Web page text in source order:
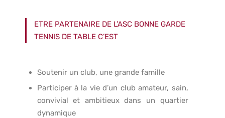
ETRE PARTENAIRE DE L’ASC BONNE GARDE
TENNIS DE TABLE C’EST
Soutenir un club, une grande famille
Participer à la vie d’un club amateur, sain,
convivial et ambitieux dans un quartier
dynamique